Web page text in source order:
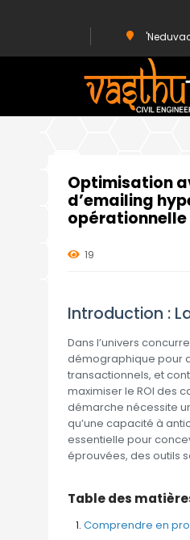
UNCATEGORIZED
Optimisation
d’emailing
opérationnelle
19
Introduction :
Dans l’univers
démographique pour
transactionnels, et
maximiser le ROI des
démarche nécessite
qu’une capacité à
essentielle pour
éprouvées, des outils
Table des
Comprendre en